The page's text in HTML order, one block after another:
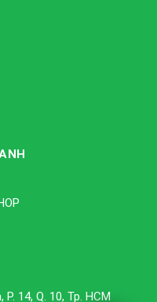
14, Q. 10, Tp. HCM